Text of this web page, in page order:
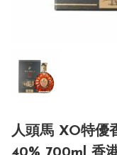
人頭馬 XO特優